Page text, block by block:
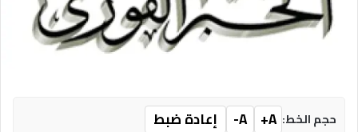
حجم الخط: A+
A- إعادة ضبط